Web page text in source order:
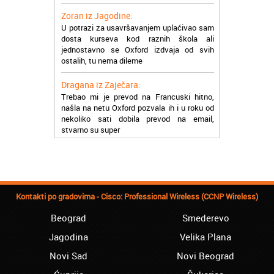
U potrazi za usavršavanjem uplaćivao sam
dosta kurseva kod raznih škola ali
jednostavno se Oxford izdvaja od svih
ostalih, tu nema dileme
Dragana iz Zaječara:
Trebao mi je prevod na Francuski hitno,
našla na netu Oxford pozvala ih i u roku od
nekoliko sati dobila prevod na email,
stvarno su super
Petar iz Paraćina:
Natasa iz Kraljeva:
lakoćom sam savladala tromesečni kurs
knjigovodstva. Sve pohvale!
Dragan iz Čačka:
Retko gde može da se nađe prava
Kontakti po gradovima - Cisco: Professional Wireless (CCNP Wireless)
Beograd
Jagodina
Novi Sad
Smederevo
Velika Plana
Novi Beograd